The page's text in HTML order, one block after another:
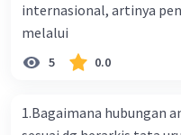
internasional, artinya
melalui
5 0.0
1.Bagaimana hubungan